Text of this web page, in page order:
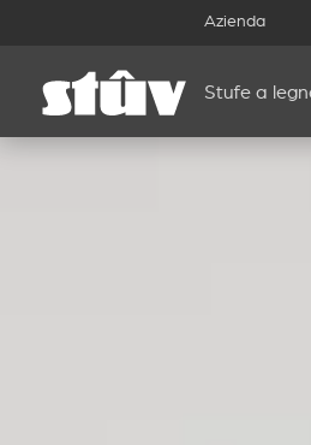
Azienda
Stufe a